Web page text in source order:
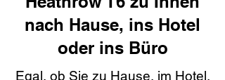
nach Hause, ins Hotel
oder ins Büro
Egal, ob Sie zu Hause, im Hotel,